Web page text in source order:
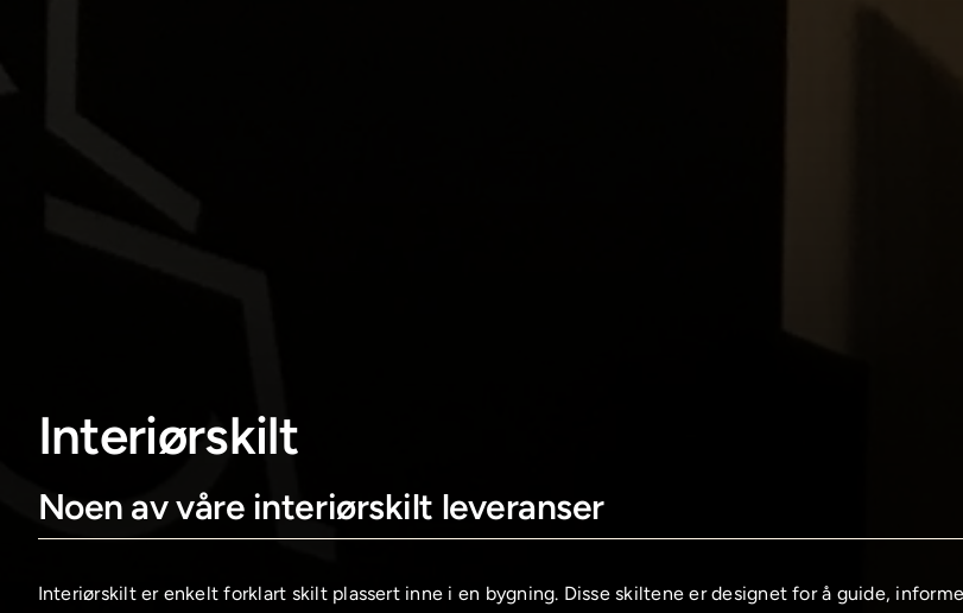
Interiørskilt
Noen av våre interiørskilt leveranser
Interiørskilt er enkelt forklart skilt plassert inne i en bygning. Disse skiltene er designet for å guide,